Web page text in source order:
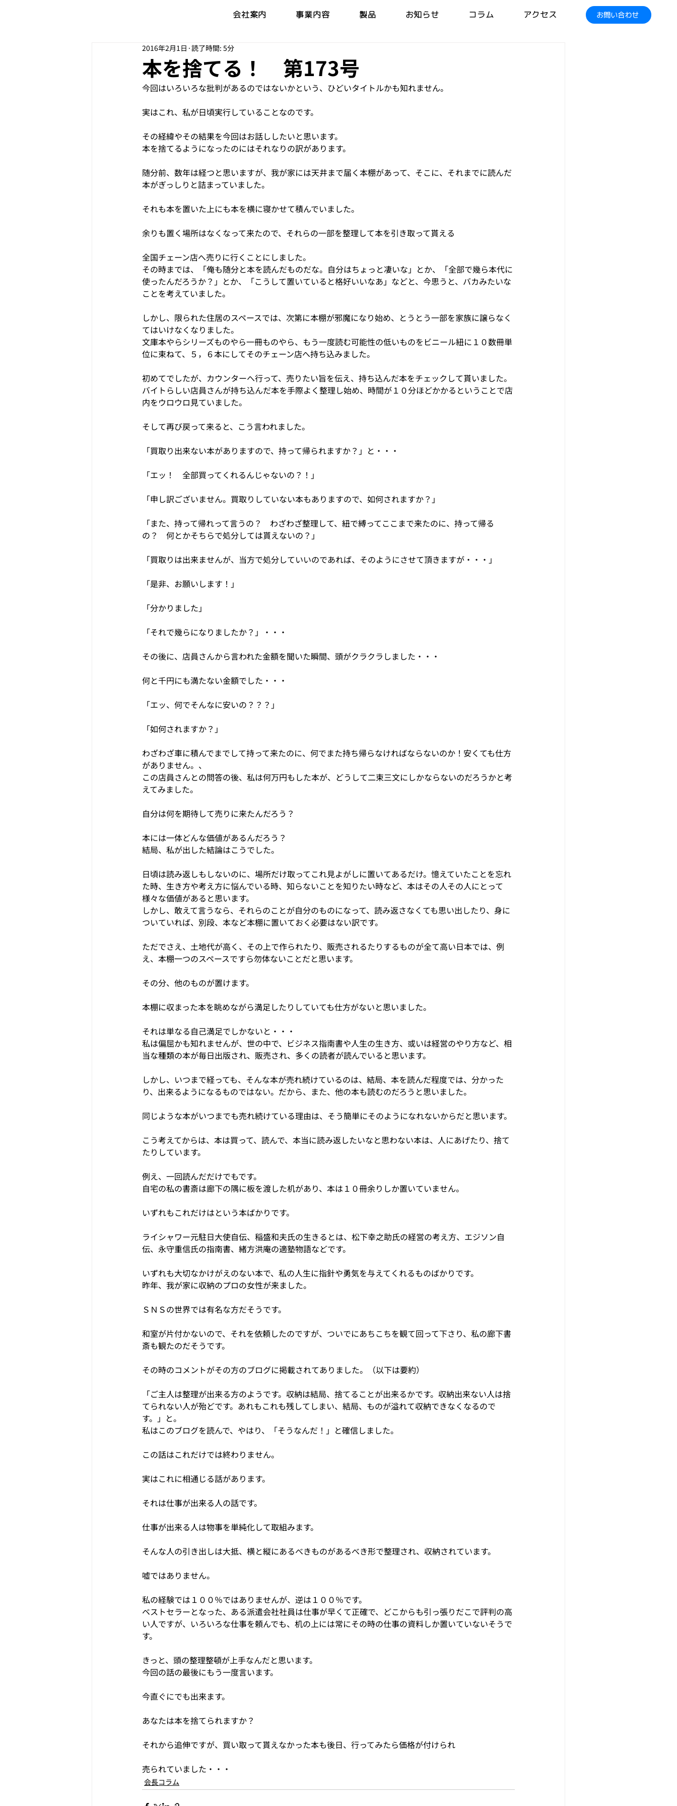
会社案内 事業内容 製品 お知らせ コラム アクセス お問い合わせ
本を捨てる！ 第173号
2016年2月1日 読了時間: 5分
今回はいろいろな批判があるのではないかという、ひどいタイトルかも知れません。
実はこれ、私が日頃実行していることなのです。
その経緯やその結果を今回はお話ししたいと思います。
本を捨てるようになったのにはそれなりの訳があります。
随分前、数年は経つと思いますが、我が家には天井まで届く本棚があって、そこに、それまでに読んだ
本がぎっしりと詰まっていました。
それも本を置いた上にも本を横に寝かせて積んでいました。
余りも置く場所はなくなって来たので、それらの一部を整理して本を引き取って貰える
全国チェーン店へ売りに行くことにしました。
その時までは、「俺も随分と本を読んだものだな。自分はちょっと凄いな」とか、「全部で幾ら本代に
使ったんだろうか？」とか、「こうして置いていると格好いいなあ」などと、今思うと、バカみたいな
ことを考えていました。
しかし、限られた住居のスペースでは、次第に本棚が邪魔になり始め、とうとう一部を家族に譲らなく
てはいけなくなりました。
文庫本やらシリーズものやら一冊ものやら、もう一度読む可能性の低いものをビニール紐に１０数冊単
位に束ねて、５，６本にしてそのチェーン店へ持ち込みました。
初めてでしたが、カウンターへ行って、売りたい旨を伝え、持ち込んだ本をチェックして貰いました。
バイトらしい店員さんが持ち込んだ本を手際よく整理し始め、時間が１０分ほどかかるということで店
内をウロウロ見ていました。
そして再び戻って来ると、こう言われました。
「買取り出来ない本がありますので、持って帰られますか？」と・・・
「エッ！　全部買ってくれるんじゃないの？！」
「申し訳ございません。買取りしていない本もありますので、如何されますか？」
「また、持って帰れって言うの？　わざわざ整理して、紐で縛ってここまで来たのに、持って帰る
の？　何とかそちらで処分しては貰えないの？」
「買取りは出来ませんが、当方で処分していいのであれば、そのようにさせて頂きますが・・・」
「是非、お願いします！」
「分かりました」
「それで幾らになりましたか？」・・・
その後に、店員さんから言われた金額を聞いた瞬間、頭がクラクラしました・・・
何と千円にも満たない金額でした・・・
「エッ、何でそんなに安いの？？？」
「如何されますか？」
わざわざ車に積んでまでして持って来たのに、何でまた持ち帰らなければならないのか！安くても仕方
がありません。、
この店員さんとの問答の後、私は何万円もした本が、どうして二束三文にしかならないのだろうかと考
えてみました。
自分は何を期待して売りに来たんだろう？
本には一体どんな価値があるんだろう？
結局、私が出した結論はこうでした。
日頃は読み返しもしないのに、場所だけ取ってこれ見よがしに置いてあるだけ。憶えていたことを忘れ
た時、生き方や考え方に悩んでいる時、知らないことを知りたい時など、本はその人その人にとって
様々な価値があると思います。
しかし、敢えて言うなら、それらのことが自分のものになって、読み返さなくても思い出したり、身に
ついていれば、別段、本など本棚に置いておく必要はない訳です。
ただでさえ、土地代が高く、その上で作られたり、販売されるたりするものが全て高い日本では、例
え、本棚一つのスペースですら勿体ないことだと思います。
その分、他のものが置けます。
本棚に収まった本を眺めながら満足したりしていても仕方がないと思いました。
それは単なる自己満足でしかないと・・・
私は偏屈かも知れませんが、世の中で、ビジネス指南書や人生の生き方、或いは経営のやり方など、相
当な種類の本が毎日出版され、販売され、多くの読者が読んでいると思います。
しかし、いつまで経っても、そんな本が売れ続けているのは、結局、本を読んだ程度では、分かった
り、出来るようになるものではない。だから、また、他の本も読むのだろうと思いました。
同じような本がいつまでも売れ続けている理由は、そう簡単にそのようになれないからだと思います。
こう考えてからは、本は買って、読んで、本当に読み返したいなと思わない本は、人にあげたり、捨て
たりしています。
例え、一回読んだだけでもです。
自宅の私の書斎は廊下の隅に板を渡した机があり、本は１０冊余りしか置いていません。
いずれもこれだけはという本ばかりです。
ライシャワー元駐日大使自伝、稲盛和夫氏の生きるとは、松下幸之助氏の経営の考え方、エジソン自
伝、永守重信氏の指南書、緒方洪庵の適塾物語などです。
いずれも大切なかけがえのない本で、私の人生に指針や勇気を与えてくれるものばかりです。
昨年、我が家に収納のプロの女性が来ました。
ＳＮＳの世界では有名な方だそうです。
和室が片付かないので、それを依頼したのですが、ついでにあちこちを観て回って下さり、私の廊下書
斎も観たのだそうです。
その時のコメントがその方のブログに掲載されてありました。（以下は要約）
「ご主人は整理が出来る方のようです。収納は結局、捨てることが出来るかです。収納出来ない人は捨
てられない人が殆どです。あれもこれも残してしまい、結局、ものが溢れて収納できなくなるので
す。」と。
私はこのブログを読んで、やはり、「そうなんだ！」と確信しました。
この話はこれだけでは終わりません。
実はこれに相通じる話があります。
それは仕事が出来る人の話です。
仕事が出来る人は物事を単純化して取組みます。
そんな人の引き出しは大抵、横と縦にあるべきものがあるべき形で整理され、収納されています。
嘘ではありません。
私の経験では１００％ではありませんが、逆は１００％です。
ベストセラーとなった、ある派遣会社社員は仕事が早くて正確で、どこからも引っ張りだこで評判の高
い人ですが、いろいろな仕事を頼んでも、机の上には常にその時の仕事の資料しか置いていないそうで
す。
きっと、頭の整理整頓が上手なんだと思います。
今回の話の最後にもう一度言います。
今直ぐにでも出来ます。
あなたは本を捨てられますか？
それから追伸ですが、買い取って貰えなかった本も後日、行ってみたら価格が付けられ
売られていました・・・
会長コラム